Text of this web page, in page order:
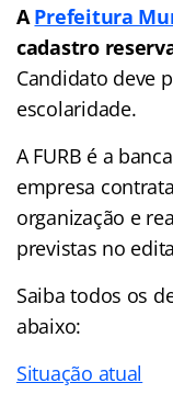
APrefeitura
cadastro
Candidato deve
escolaridade.
A FURB é a
empresa
organização e
previstas no
Saiba todos os
abaixo:
Situação atual